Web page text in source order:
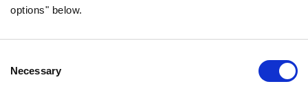
options" below.
Selection
Necessary
FAQ